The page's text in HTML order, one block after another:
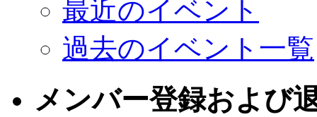
最近のイベント
過去のイベント一覧
メンバー登録および